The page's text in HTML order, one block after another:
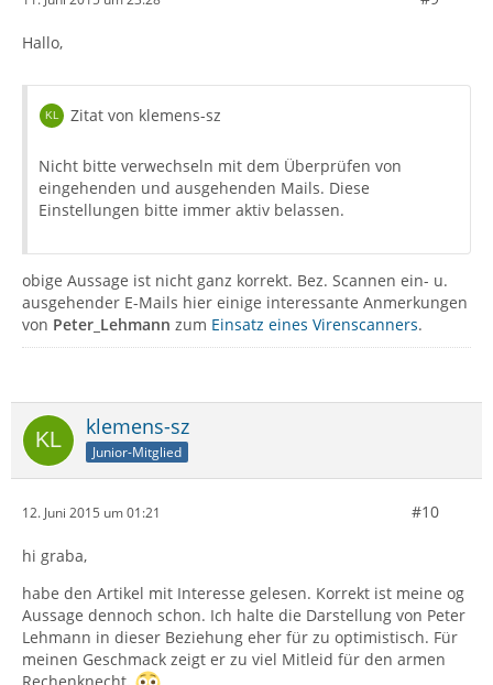
Hallo,
Zitat von klemens-sz
Nicht bitte verwechseln mit dem Überprüfen von
eingehenden und ausgehenden Mails. Diese
Einstellungen bitte immer aktiv belassen.
obige Aussage ist nicht ganz korrekt. Bez. Scannen ein- u.
ausgehender E-Mails hier einige interessante Anmerkungen
von Peter_Lehmann zum Einsatz eines Virenscanners.
klemens-sz
Junior-Mitglied
12. Juni 2015 um 01:21 #10
hi graba,
habe den Artikel mit Interesse gelesen. Korrekt ist meine og
Aussage dennoch schon. Ich halte die Darstellung von Peter
Lehmann in dieser Beziehung eher für zu optimistisch. Für
meinen Geschmack zeigt er zu viel Mitleid für den armen